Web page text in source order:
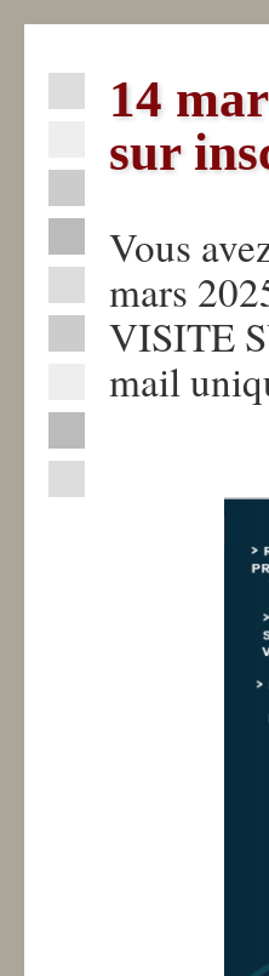
Actualités
Sèvre
Nantaise
Professionnels
14
sur
Vous
mars
VISITE
mail